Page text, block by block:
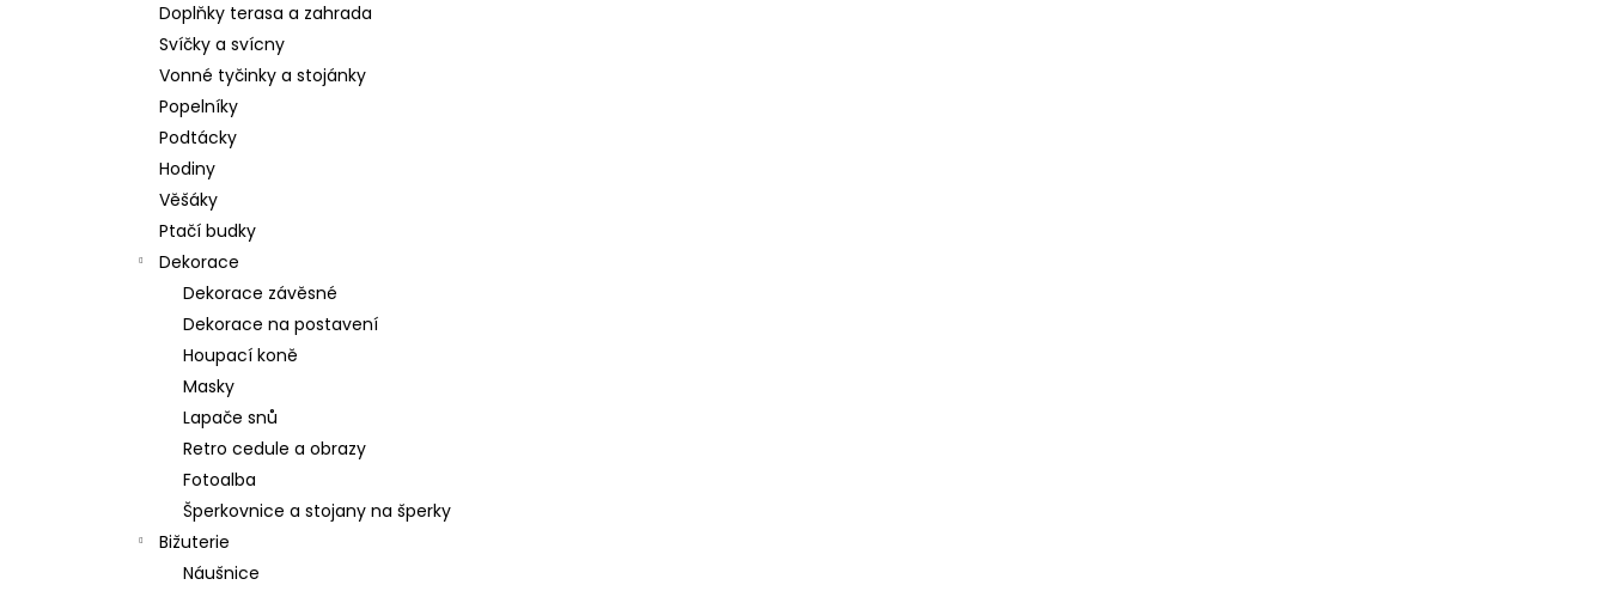
Doplňky terasa a zahrada
Svíčky a svícny
Vonné tyčinky a stojánky
Popelníky
Podtácky
Hodiny
Věšáky
Ptačí budky
Dekorace
Dekorace závěsné
Dekorace na postavení
Houpací koně
Masky
Lapače snů
Retro cedule a obrazy
Fotoalba
Šperkovnice a stojany na šperky
Bižuterie
Náušnice